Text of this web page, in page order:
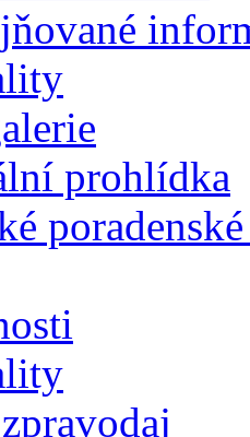
prohlídka